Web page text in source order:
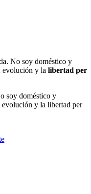
No soy doméstico y
evolución y la libertad per
soy doméstico y
evolución y la libertad per